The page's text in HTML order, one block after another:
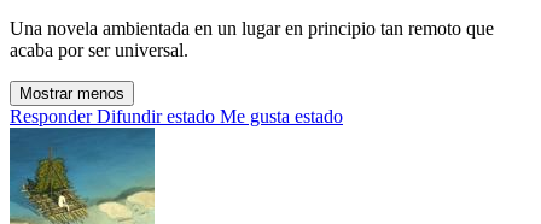
Una novela ambientada en un lugar en principio tan remoto que
acaba por ser universal.
Mostrar menos
Responder Difundir estado Me gusta estado